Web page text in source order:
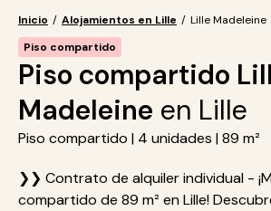
Inicio / Alojamientos en Lille / Lille Madeleine
Piso compartido
Piso compartido
Madeleine en Lille
Piso compartido | 4 unidades | 89 m²
❯❯ Contrato de alquiler individual -
compartido de 89 m² en Lille!